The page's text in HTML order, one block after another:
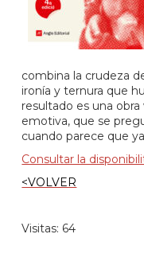
combina la crudeza
ironía y ternura que
resultado es una
emotiva, que se
cuando parece que
Consultar la
<VOLVER
Visitas: 64